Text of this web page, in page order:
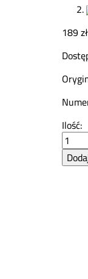
189zł
Filtr
paliwa
John
Deere
Ilość: